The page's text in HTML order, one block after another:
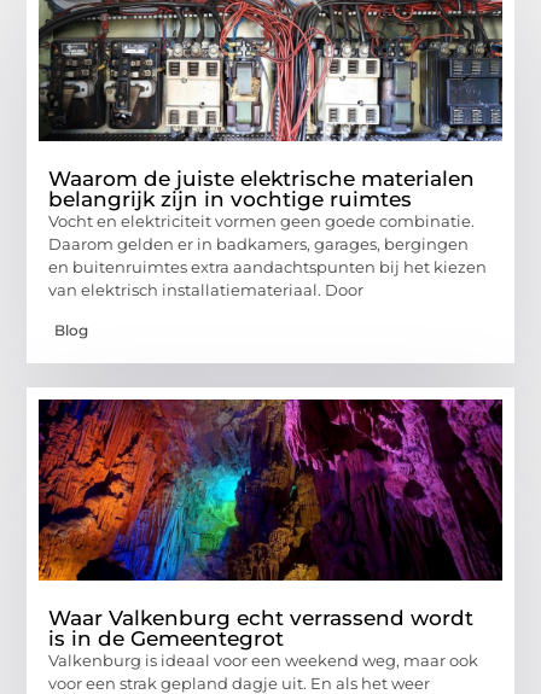
Waarom de juiste elektrische materialen
belangrijk zijn in vochtige ruimtes
Vocht en elektriciteit vormen geen goede combinatie.
Daarom gelden er in badkamers, garages, bergingen
en buitenruimtes extra aandachtspunten bij het kiezen
van elektrisch installatiemateriaal. Door
Blog
Waar Valkenburg echt verrassend wordt
is in de Gemeentegrot
Valkenburg is ideaal voor een weekend weg, maar ook
voor een strak gepland dagje uit. En als het weer